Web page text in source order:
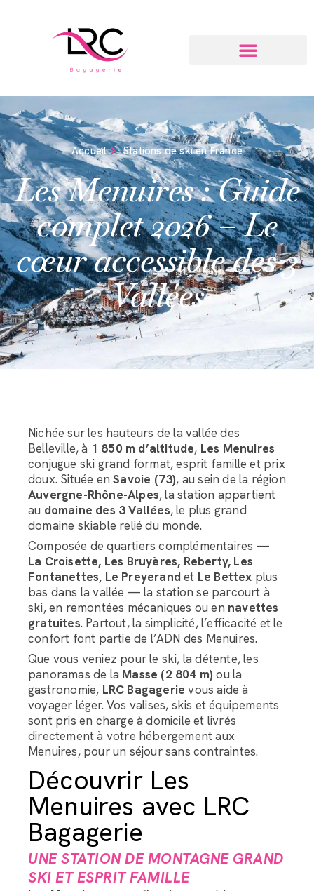
Accueil Stations de ski en France
Les Menuires : Guide
complet 2026 – Le
cœur accessible des 3
Vallées
Nichée sur les hauteurs de la vallée des
Belleville, à 1 850 m d’altitude, Les Menuires
conjugue ski grand format, esprit famille et prix
doux. Située enSavoie (73), au sein de la région
Auvergne-Rhône-Alpes, la station appartient
au domaine des 3 Vallées, le plus grand
domaine skiable relié du monde.
Composée de quartiers complémentaires —
La Croisette, Les Bruyères, Reberty, Les
Fontanettes, Le Preyerand et Le Bettex plus
bas dans la vallée — la station se parcourt à
ski, en remontées mécaniques ou en navettes
gratuites. Partout, la simplicité, l’efficacité et le
confort font partie de l’ADN des Menuires.
Que vous veniez pour le ski, la détente, les
panoramas de la Masse (2 804 m) ou la
gastronomie, LRC Bagagerie vous aide à
voyager léger. Vos valises, skis et équipements
sont pris en charge à domicile et livrés
directement à votre hébergement aux
Menuires, pour un séjour sans contraintes.
Découvrir Les
Menuires avec LRC
Bagagerie
UNE STATION DE MONTAGNE GRAND
SKI ET ESPRIT FAMILLE